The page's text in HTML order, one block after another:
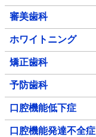
審美歯科
ホワイトニング
矯正歯科
予防歯科
口腔機能低下症
口腔機能発達不全症